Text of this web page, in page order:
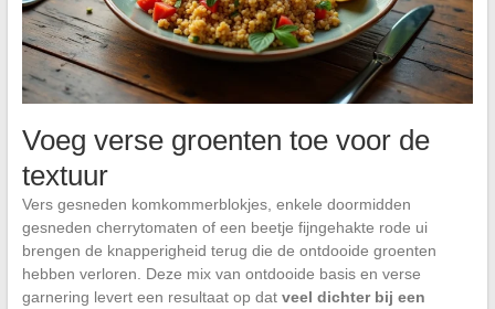
Voeg verse groenten toe voor de
textuur
Vers gesneden komkommerblokjes, enkele doormidden
gesneden cherrytomaten of een beetje fijngehakte rode ui
brengen de knapperigheid terug die de ontdooide groenten
hebben verloren. Deze mix van ontdooide basis en verse
garnering levert een resultaat op dat veel dichter bij een